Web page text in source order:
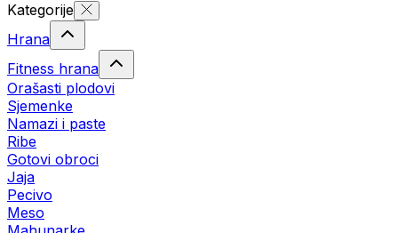
Kategorije
Hrana
Fitness hrana
Orašasti plodovi
Sjemenke
Namazi i paste
Ribe
Gotovi obroci
Jaja
Pecivo
Meso